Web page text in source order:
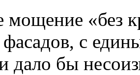
мощение «без
фасадов, с
дало бы